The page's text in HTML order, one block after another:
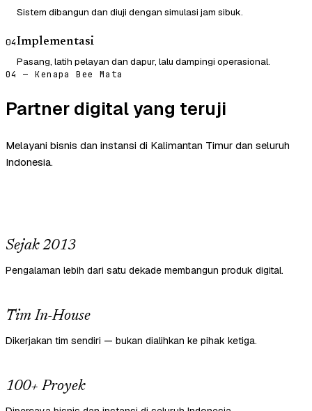
Sistem dibangun dan diuji dengan simulasi jam sibuk.
04Implementasi
Pasang, latih pelayan dan dapur, lalu dampingi operasional.
04 — Kenapa Bee Mata
Partner digital yang teruji
Melayani bisnis dan instansi di Kalimantan Timur dan seluruh
Indonesia.
Sejak 2013
Pengalaman lebih dari satu dekade membangun produk digital.
Tim In-House
Dikerjakan tim sendiri — bukan dialihkan ke pihak ketiga.
100+ Proyek